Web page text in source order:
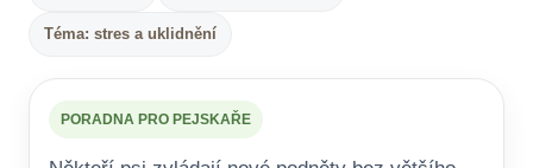
Téma: stres a uklidnění
PORADNA PRO PEJSKAŘE